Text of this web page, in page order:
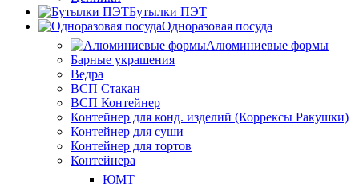
Бутылки ПЭТ
Одноразовая посуда
Алюминиевые формы
Барные украшения
Ведра
ВСП Стакан
ВСП Контейнер
Контейнер для конд. изделий (Коррексы Ракушки)
Контейнер для суши
Контейнер для тортов
Контейнера
ЮМТ